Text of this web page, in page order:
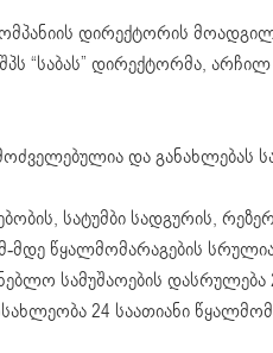
დირექტორის
“საბას” დირექტორმა, არჩილ
და განახლებას
სატუმბი სადგურის,
მდე წყალმომარაგების
სამუშაოების დასრულება
24 საათიანი